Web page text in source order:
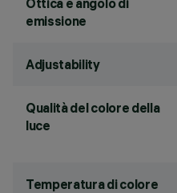
Ottica e angolo di
emissione
Adjustability
Qualità del colore della
luce
Temperatura di colore